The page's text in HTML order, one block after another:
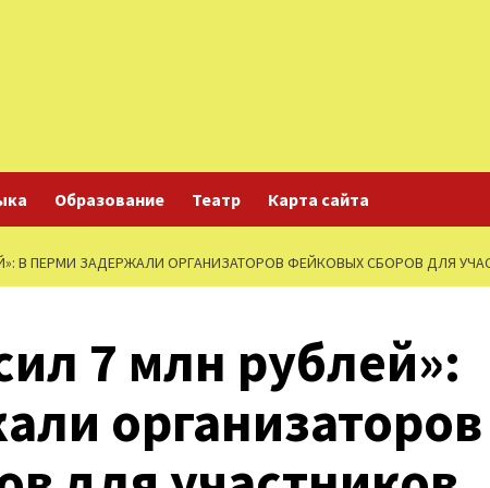
Образование Театр Карта сайта
В ПЕРМИ ЗАДЕРЖАЛИ ОРГАНИЗАТОРОВ ФЕЙКОВЫХ СБОРОВ ДЛЯ
7 млн рублей»:
организаторов